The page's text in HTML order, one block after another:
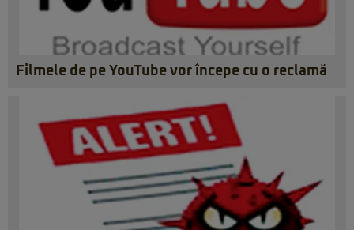
Filmele de pe YouTube vor începe cu o reclamă